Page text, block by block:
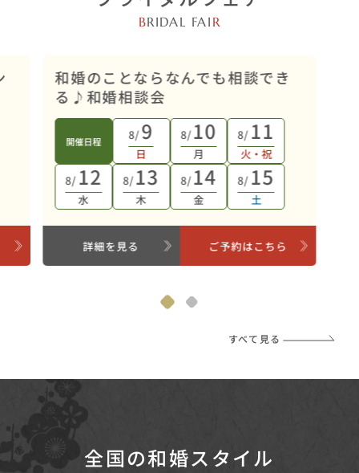
BRIDAL FAI R
和婚のことならなんでも相談でき
る♪和婚相談会
開催日程 8/9
日
8/10
月
8/ 11
火・祝
8/ 12
水
8/13
木
8/14
金
8/ 15
土
詳細を見る ご予約はこちら
すべて見る
全国の和婚スタイル